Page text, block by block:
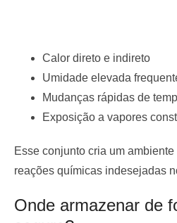
Calor direto e indireto
Umidade elevada
Mudanças rápidas de
Exposição a vapores
Esse conjunto cria um
reações químicas indesejadas
Onde armazenar de